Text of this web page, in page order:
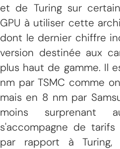
et de Turing sur
GPU à utiliser cette
dont le dernier chiffre
version destinée aux
plus haut de gamme. Il
nm par TSMC comme
mais en 8 nm par
moins surprenant
s'accompagne de
par rapport à